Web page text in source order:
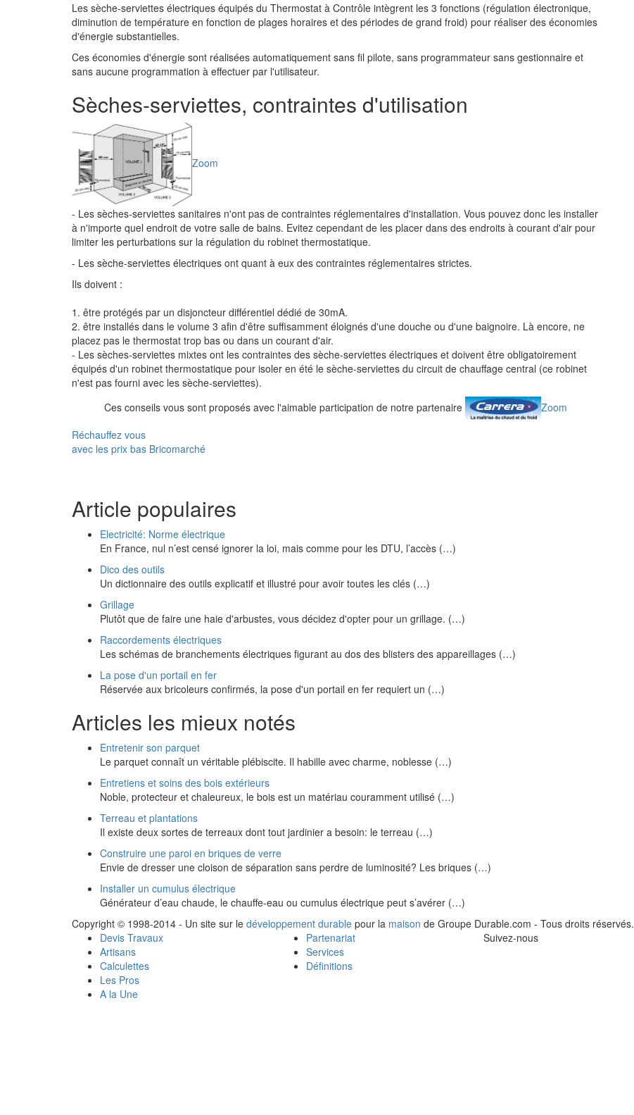
Les sèche-serviettes électriques équipés du Thermostat à Contrôle intègrent les 3 fonctions (régulation électronique,
diminution de température en fonction de plages horaires et des périodes de grand froid) pour réaliser des économies
d'énergie substantielles.
Ces économies d'énergie sont réalisées automatiquement sans fil pilote, sans programmateur sans gestionnaire et
sans aucune programmation à effectuer par l'utilisateur.
Sèches-serviettes, contraintes d'utilisation
Zoom
- Les sèches-serviettes sanitaires n'ont pas de contraintes réglementaires d'installation. Vous pouvez donc les installer
à n'importe quel endroit de votre salle de bains. Evitez cependant de les placer dans des endroits à courant d'air pour
limiter les perturbations sur la régulation du robinet thermostatique.
- Les sèche-serviettes électriques ont quant à eux des contraintes réglementaires strictes.
Ils doivent :
1. être protégés par un disjoncteur différentiel dédié de 30mA.
2. être installés dans le volume 3 afin d'être suffisamment éloignés d'une douche ou d'une baignoire. Là encore, ne
placez pas le thermostat trop bas ou dans un courant d'air.
- Les sèches-serviettes mixtes ont les contraintes des sèche-serviettes électriques et doivent être obligatoirement
équipés d'un robinet thermostatique pour isoler en été le sèche-serviettes du circuit de chauffage central (ce robinet
n'est pas fourni avec les sèche-serviettes).
Ces conseils vous sont proposés avec l'aimable participation de notre partenaire
Zoom
Réchauffez vous
avec les prix bas Bricomarché
Article populaires
Electricité: Norme électrique
En France, nul n’est censé ignorer la loi, mais comme pour les DTU, l’accès (…)
Dico des outils
Un dictionnaire des outils explicatif et illustré pour avoir toutes les clés (…)
Grillage
Plutôt que de faire une haie d'arbustes, vous décidez d'opter pour un grillage. (…)
Raccordements électriques
Les schémas de branchements électriques figurant au dos des blisters des appareillages (…)
La pose d'un portail en fer
Réservée aux bricoleurs confirmés, la pose d'un portail en fer requiert un (…)
Articles les mieux notés
Entretenir son parquet
Le parquet connaît un véritable plébiscite. Il habille avec charme, noblesse (…)
Entretiens et soins des bois extérieurs
Noble, protecteur et chaleureux, le bois est un matériau couramment utilisé (…)
Terreau et plantations
Il existe deux sortes de terreaux dont tout jardinier a besoin: le terreau (…)
Construire une paroi en briques de verre
Envie de dresser une cloison de séparation sans perdre de luminosité? Les briques (…)
Installer un cumulus électrique
Générateur d’eau chaude, le chauffe-eau ou cumulus électrique peut s’avérer (…)
Copyright © 1998-2014 - Un site sur le développement durable pour la maison de Groupe Durable.com - Tous droits réservés.
Devis Travaux
Artisans
Calculettes
Les Pros
A la Une
Partenariat
Services
Définitions
Suivez-nous